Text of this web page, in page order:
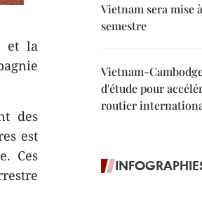
et la
des
est
Ces
Vietnam sera mise
semestre
Vietnam-
d'étude pour
routier